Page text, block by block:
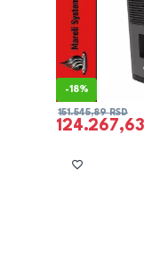
-18%
124.267,63
151.545,89RSD